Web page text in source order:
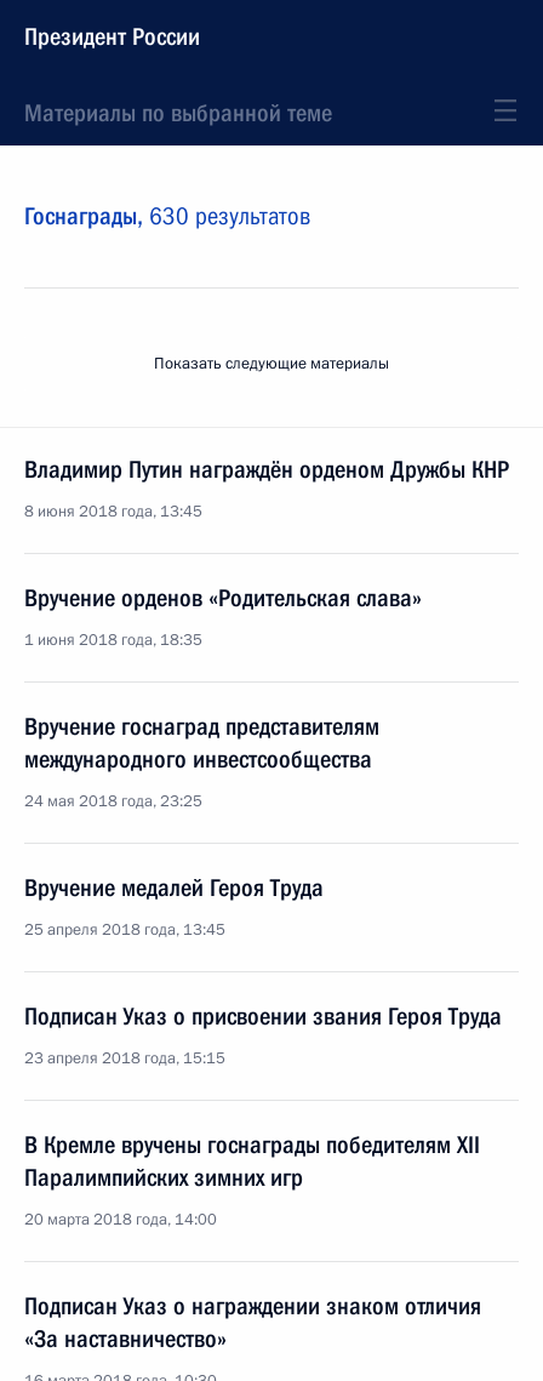
Президент России
Материалы по выбранной теме
Госнаграды, 630 результатов
Показать следующие материалы
Владимир Путин награждён орденом Дружбы КНР
8 июня 2018 года, 13:45
Вручение орденов «Родительская слава»
1 июня 2018 года, 18:35
Вручение госнаград представителям
международного инвестсообщества
24 мая 2018 года, 23:25
Вручение медалей Героя Труда
25 апреля 2018 года, 13:45
Подписан Указ о присвоении звания Героя Труда
23 апреля 2018 года, 15:15
В Кремле вручены госнаграды победителям XII
Паралимпийских зимних игр
20 марта 2018 года, 14:00
Подписан Указ о награждении знаком отличия
«За наставничество»